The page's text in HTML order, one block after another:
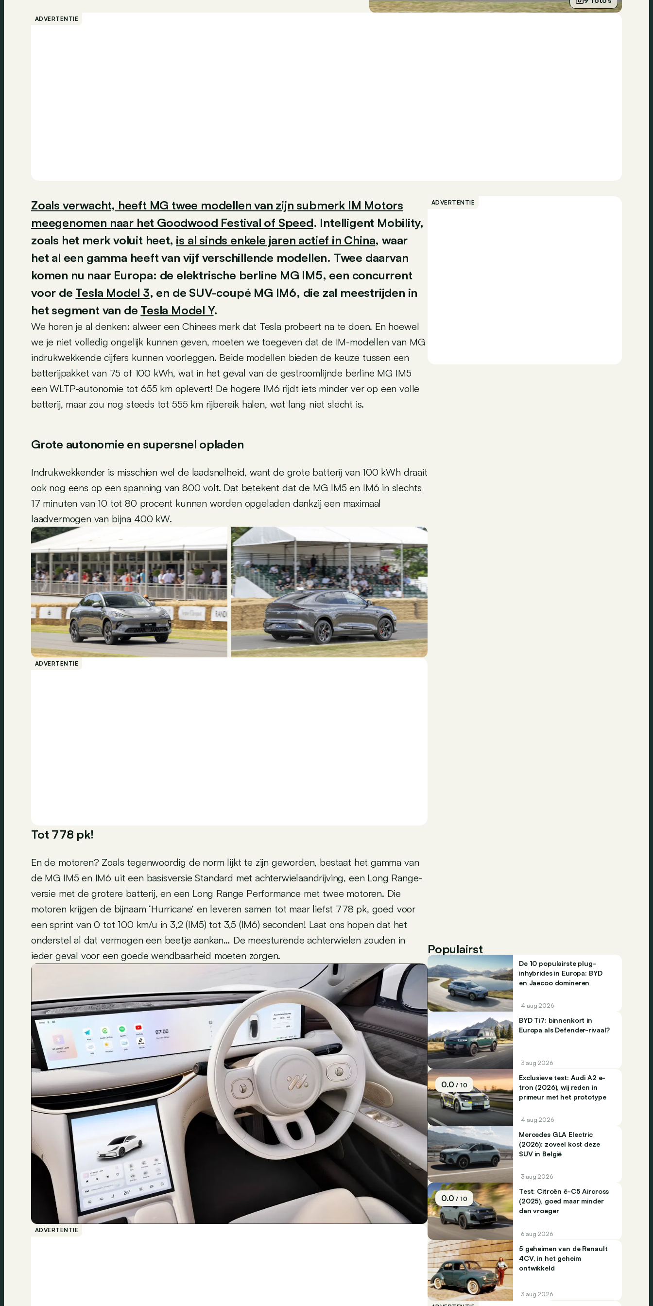
ADVERTENTIE
Zoals verwacht, heeft MG twee modellen van zijn submerk IM Motors
meegenomen naar het Goodwood Festival of Speed. Intelligent Mobility,
zoals het merk voluit heet, is al sinds enkele jaren actief in China, waar
het al een gamma heeft van vijf verschillende modellen. Twee daarvan
komen nu naar Europa: de elektrische berline MG IM5, een concurrent
voor de Tesla Model 3, en de SUV-coupé MG IM6, die zal meestrijden in
het segment van de Tesla Model Y.
We horen je al denken: alweer een Chinees merk dat Tesla probeert na te doen. En hoewel
we je niet volledig ongelijk kunnen geven, moeten we toegeven dat de IM-modellen van MG
indrukwekkende cijfers kunnen voorleggen. Beide modellen bieden de keuze tussen een
batterijpakket van 75 of 100 kWh, wat in het geval van de gestroomlijnde berline MG IM5
een WLTP-autonomie tot 655 km oplevert! De hogere IM6 rijdt iets minder ver op een volle
batterij, maar zou nog steeds tot 555 km rijbereik halen, wat lang niet slecht is.
Grote autonomie en supersnel opladen
Indrukwekkender is misschien wel de laadsnelheid, want de grote batterij van 100 kWh draait
ook nog eens op een spanning van 800 volt. Dat betekent dat de MG IM5 en IM6 in slechts
17 minuten van 10 tot 80 procent kunnen worden opgeladen dankzij een maximaal
laadvermogen van bijna 400 kW.
ADVERTENTIE
Tot 778 pk!
En de motoren? Zoals tegenwoordig de norm lijkt te zijn geworden, bestaat het gamma van
de MG IM5 en IM6 uit een basisversie Standard met achterwielaandrijving, een Long Range-
versie met de grotere batterij, en een Long Range Performance met twee motoren. Die
motoren krijgen de bijnaam ‘Hurricane’ en leveren samen tot maar liefst 778 pk, goed voor
een sprint van 0 tot 100 km/u in 3,2 (IM5) tot 3,5 (IM6) seconden! Laat ons hopen dat het
onderstel al dat vermogen een beetje aankan… De meesturende achterwielen zouden in
ieder geval voor een goede wendbaarheid moeten zorgen.
ADVERTENTIE
ADVERTENTIE
Populairst
De 10 populairste plug-
inhybrides in Europa: BYD
en Jaecoo domineren
4 aug 2026
BYD Ti7: binnenkort in
Europa als Defender-rivaal?
3 aug 2026
0.0/ 10
Exclusieve test: Audi A2 e-
tron (2026), wij reden in
primeur met het prototype
4 aug 2026
Mercedes GLA Electric
(2026): zoveel kost deze
SUV in België
3 aug 2026
0.0/ 10
Test: Citroën ë-C5 Aircross
(2025), goed maar minder
dan vroeger
6 aug 2026
5 geheimen van de Renault
4CV, in het geheim
ontwikkeld
3 aug 2026